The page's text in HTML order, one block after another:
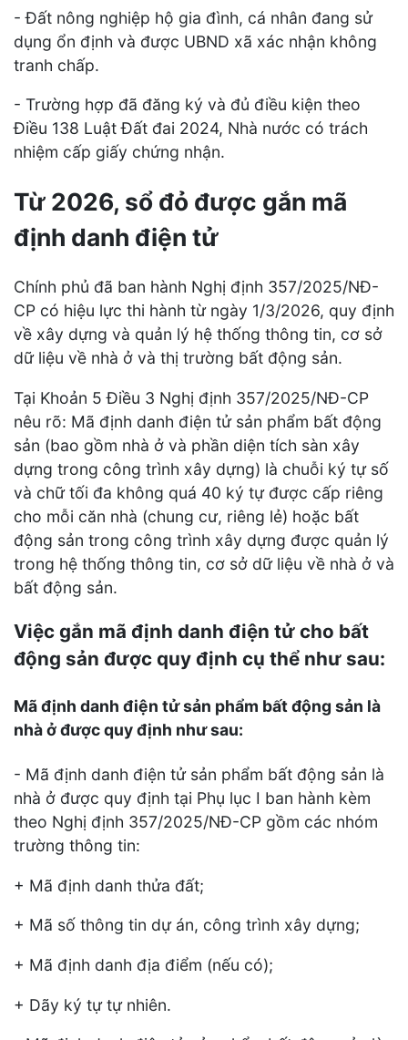
- Đất nông nghiệp hộ gia đình, cá nhân đang sử
dụng ổn định và được UBND xã xác nhận không
tranh chấp.
- Trường hợp đã đăng ký và đủ điều kiện theo
Điều 138 Luật Đất đai 2024, Nhà nước có trách
nhiệm cấp giấy chứng nhận.
Từ 2026, sổ đỏ được gắn mã
định danh điện tử
Chính phủ đã ban hành Nghị định 357/2025/NĐ-
CP có hiệu lực thi hành từ ngày 1/3/2026, quy định
về xây dựng và quản lý hệ thống thông tin, cơ sở
dữ liệu về nhà ở và thị trường bất động sản.
Tại Khoản 5 Điều 3 Nghị định 357/2025/NĐ-CP
nêu rõ: Mã định danh điện tử sản phẩm bất động
sản (bao gồm nhà ở và phần diện tích sàn xây
dựng trong công trình xây dựng) là chuỗi ký tự số
và chữ tối đa không quá 40 ký tự được cấp riêng
cho mỗi căn nhà (chung cư, riêng lẻ) hoặc bất
động sản trong công trình xây dựng được quản lý
trong hệ thống thông tin, cơ sở dữ liệu về nhà ở và
bất động sản.
Việc gắn mã định danh điện tử cho bất
động sản được quy định cụ thể như sau:
Mã định danh điện tử sản phẩm bất động sản là
nhà ở được quy định như sau:
- Mã định danh điện tử sản phẩm bất động sản là
nhà ở được quy định tại Phụ lục I ban hành kèm
theo Nghị định 357/2025/NĐ-CP gồm các nhóm
trường thông tin:
+ Mã định danh thửa đất;
+ Mã số thông tin dự án, công trình xây dựng;
+ Mã định danh địa điểm (nếu có);
+ Dãy ký tự tự nhiên.